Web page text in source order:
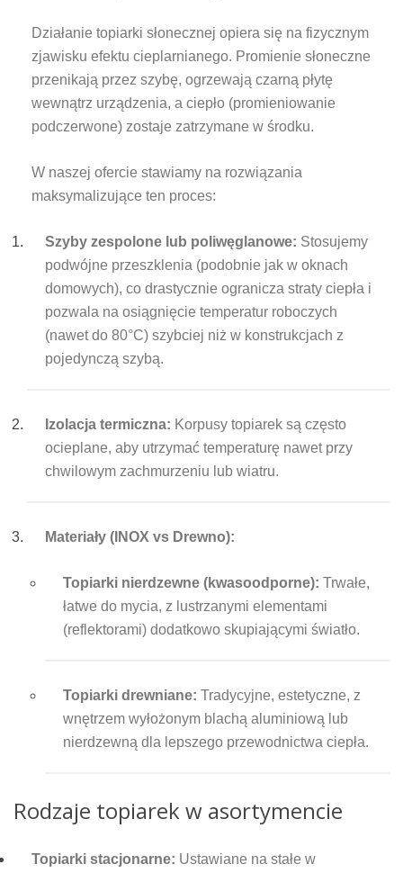
Działanie topiarki słonecznej opiera się na fizycznym
zjawisku efektu cieplarnianego. Promienie słoneczne
przenikają przez szybę, ogrzewają czarną płytę
wewnątrz urządzenia, a ciepło (promieniowanie
podczerwone) zostaje zatrzymane w środku.
W naszej ofercie stawiamy na rozwiązania
maksymalizujące ten proces:
Szyby zespolone lub poliwęglanowe: Stosujemy
podwójne przeszklenia (podobnie jak w oknach
domowych), co drastycznie ogranicza straty ciepła i
pozwala na osiągnięcie temperatur roboczych
(nawet do 80°C) szybciej niż w konstrukcjach z
pojedynczą szybą.
Izolacja termiczna: Korpusy topiarek są często
ocieplane, aby utrzymać temperaturę nawet przy
chwilowym zachmurzeniu lub wiatru.
Materiały (INOX vs Drewno):
Topiarki nierdzewne (kwasoodporne): Trwałe,
łatwe do mycia, z lustrzanymi elementami
(reflektorami) dodatkowo skupiającymi światło.
Topiarki drewniane: Tradycyjne, estetyczne, z
wnętrzem wyłożonym blachą aluminiową lub
nierdzewną dla lepszego przewodnictwa ciepła.
Rodzaje topiarek w asortymencie
Topiarki stacjonarne: Ustawiane na stałe w